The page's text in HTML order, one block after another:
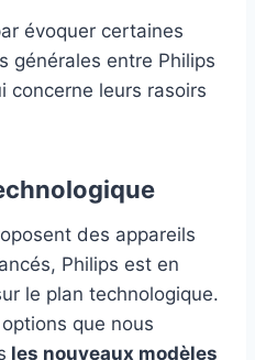
évoquer certaines
générales entre Philips
concerne leurs rasoirs
des appareils
Philips est en
le plan technologique.
que nous
les nouveaux modèles